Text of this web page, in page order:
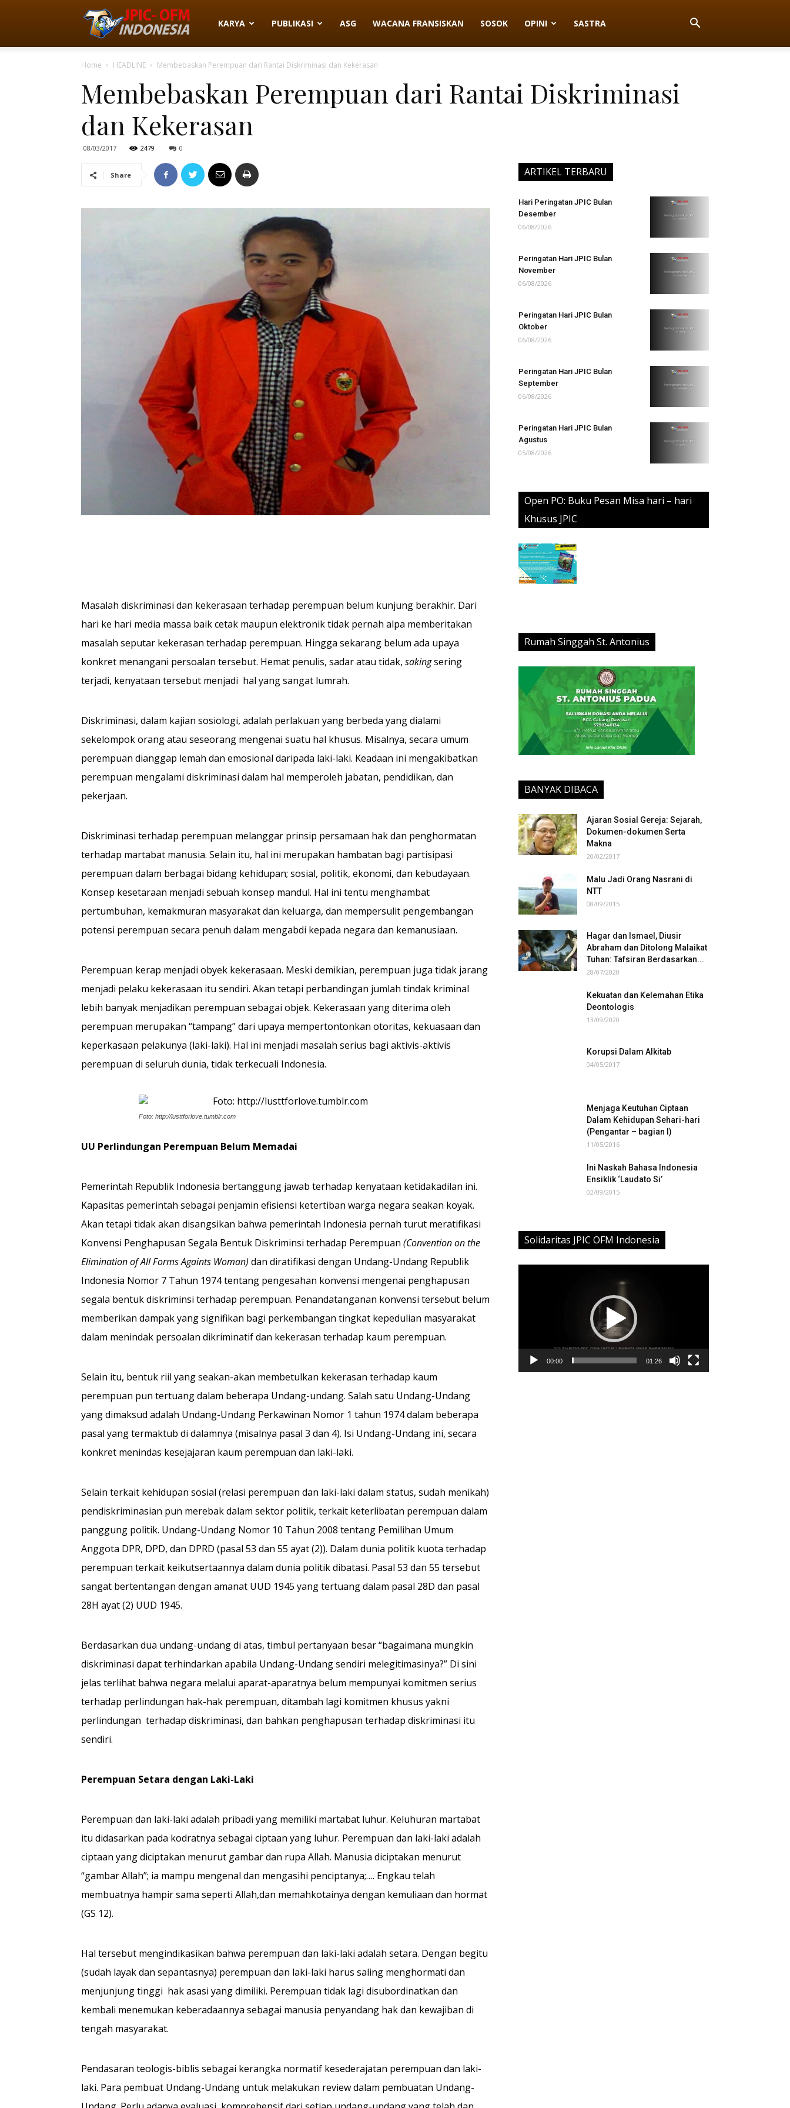
JPIC-
OFM
KARYA PUBLIKASI ASG WACANA FRANSISKAN SOSOK OPINI SASTRA
Home HEADLINE Membebaskan Perempuan dari Rantai Diskriminasi dan Kekerasan
Membebaskan Perempuan dari Rantai Diskriminasi
dan Kekerasan
08/03/2017 2479 0
Share
Masalah diskriminasi dan kekerasaan terhadap perempuan belum kunjung berakhir. Dari
hari ke hari media massa baik cetak maupun elektronik tidak pernah alpa memberitakan
masalah seputar kekerasan terhadap perempuan. Hingga sekarang belum ada upaya
konkret menangani persoalan tersebut. Hemat penulis, sadar atau tidak, sakingsering
terjadi, kenyataan tersebut menjadi hal yang sangat lumrah.
Diskriminasi, dalam kajian sosiologi, adalah perlakuan yang berbeda yang dialami
sekelompok orang atau seseorang mengenai suatu hal khusus. Misalnya, secara umum
perempuan dianggap lemah dan emosional daripada laki-laki. Keadaan ini mengakibatkan
perempuan mengalami diskriminasi dalam hal memperoleh jabatan, pendidikan, dan
pekerjaan.
Diskriminasi terhadap perempuan melanggar prinsip persamaan hak dan penghormatan
terhadap martabat manusia. Selain itu, hal ini merupakan hambatan bagi partisipasi
perempuan dalam berbagai bidang kehidupan; sosial, politik, ekonomi, dan kebudayaan.
Konsep kesetaraan menjadi sebuah konsep mandul. Hal ini tentu menghambat
pertumbuhan, kemakmuran masyarakat dan keluarga, dan mempersulit pengembangan
potensi perempuan secara penuh dalam mengabdi kepada negara dan kemanusiaan.
Perempuan kerap menjadi obyek kekerasaan. Meski demikian, perempuan juga tidak jarang
menjadi pelaku kekerasaan itu sendiri. Akan tetapi perbandingan jumlah tindak kriminal
lebih banyak menjadikan perempuan sebagai objek. Kekerasaan yang diterima oleh
perempuan merupakan “tampang” dari upaya mempertontonkan otoritas, kekuasaan dan
keperkasaan pelakunya (laki-laki). Hal ini menjadi masalah serius bagi aktivis-aktivis
perempuan di seluruh dunia, tidak terkecuali Indonesia.
Foto: http://lusttforlove.tumblr.com
UU Perlindungan Perempuan Belum Memadai
Pemerintah Republik Indonesia bertanggung jawab terhadap kenyataan ketidakadilan ini.
Kapasitas pemerintah sebagai penjamin efisiensi ketertiban warga negara seakan koyak.
Akan tetapi tidak akan disangsikan bahwa pemerintah Indonesia pernah turut meratifikasi
Konvensi Penghapusan Segala Bentuk Diskriminsi terhadap Perempuan (Convention on the
Elimination of All Forms Againts Woman) dan diratifikasi dengan Undang-Undang Republik
Indonesia Nomor 7 Tahun 1974 tentang pengesahan konvensi mengenai penghapusan
segala bentuk diskriminsi terhadap perempuan. Penandatanganan konvensi tersebut belum
memberikan dampak yang signifikan bagi perkembangan tingkat kepedulian masyarakat
dalam menindak persoalan dikriminatif dan kekerasan terhadap kaum perempuan.
Selain itu, bentuk riil yang seakan-akan membetulkan kekerasan terhadap kaum
perempuan pun tertuang dalam beberapa Undang-undang. Salah satu Undang-Undang
yang dimaksud adalah Undang-Undang Perkawinan Nomor 1 tahun 1974 dalam beberapa
pasal yang termaktub di dalamnya (misalnya pasal 3 dan 4). Isi Undang-Undang ini, secara
konkret menindas kesejajaran kaum perempuan dan laki-laki.
Selain terkait kehidupan sosial (relasi perempuan dan laki-laki dalam status, sudah menikah)
pendiskriminasian pun merebak dalam sektor politik, terkait keterlibatan perempuan dalam
panggung politik. Undang-Undang Nomor 10 Tahun 2008 tentang Pemilihan Umum
Anggota DPR, DPD, dan DPRD (pasal 53 dan 55 ayat (2)). Dalam dunia politik kuota terhadap
perempuan terkait keikutsertaannya dalam dunia politik dibatasi. Pasal 53 dan 55 tersebut
sangat bertentangan dengan amanat UUD 1945 yang tertuang dalam pasal 28D dan pasal
28H ayat (2) UUD 1945.
Berdasarkan dua undang-undang di atas, timbul pertanyaan besar “bagaimana mungkin
diskriminasi dapat terhindarkan apabila Undang-Undang sendiri melegitimasinya?” Di sini
jelas terlihat bahwa negara melalui aparat-aparatnya belum mempunyai komitmen serius
terhadap perlindungan hak-hak perempuan, ditambah lagi komitmen khusus yakni
perlindungan terhadap diskriminasi, dan bahkan penghapusan terhadap diskriminasi itu
sendiri.
Perempuan Setara dengan Laki-Laki
Perempuan dan laki-laki adalah pribadi yang memiliki martabat luhur. Keluhuran martabat
itu didasarkan pada kodratnya sebagai ciptaan yang luhur. Perempuan dan laki-laki adalah
ciptaan yang diciptakan menurut gambar dan rupa Allah. Manusia diciptakan menurut
“gambar Allah”; ia mampu mengenal dan mengasihi penciptanya;…. Engkau telah
membuatnya hampir sama seperti Allah,dan memahkotainya dengan kemuliaan dan hormat
(GS 12).
Hal tersebut mengindikasikan bahwa perempuan dan laki-laki adalah setara. Dengan begitu
(sudah layak dan sepantasnya) perempuan dan laki-laki harus saling menghormati dan
menjunjung tinggi hak asasi yang dimiliki. Perempuan tidak lagi disubordinatkan dan
kembali menemukan keberadaannya sebagai manusia penyandang hak dan kewajiban di
tengah masyarakat.
Pendasaran teologis-biblis sebagai kerangka normatif kesederajatan perempuan dan laki-
laki. Para pembuat Undang-Undang untuk melakukan review dalam pembuatan Undang-
ARTIKEL TERBARU
Hari Peringatan JPIC Bulan
Desember
06/08/2026
Peringatan Hari JPIC Bulan
November
06/08/2026
Peringatan Hari JPIC Bulan
Oktober
06/08/2026
Peringatan Hari JPIC Bulan
September
06/08/2026
Peringatan Hari JPIC Bulan
Agustus
05/08/2026
Open PO: Buku Pesan Misa hari – hari
Khusus JPIC
Rumah Singgah St. Antonius
BANYAK DIBACA
Ajaran Sosial Gereja: Sejarah,
Dokumen-dokumen Serta
Makna
20/02/2017
Malu Jadi Orang Nasrani di
NTT
08/09/2015
Hagar dan Ismael, Diusir
Abraham dan Ditolong Malaikat
Tuhan: Tafsiran Berdasarkan...
28/07/2020
Kekuatan dan Kelemahan Etika
Deontologis
13/09/2020
Korupsi Dalam Alkitab
04/05/2017
Menjaga Keutuhan Ciptaan
Dalam Kehidupan Sehari-hari
(Pengantar – bagian I)
11/05/2016
Ini Naskah Bahasa Indonesia
Ensiklik ‘Laudato Si’
02/09/2015
Solidaritas JPIC OFM Indonesia
00:00 01:26